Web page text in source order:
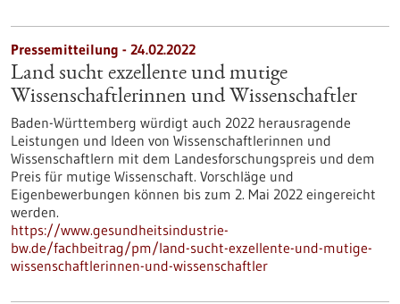
Pressemitteilung - 24.02.2022
Land sucht exzellente und mutige
Wissenschaftlerinnen und Wissenschaftler
Baden-Württemberg würdigt auch 2022 herausragende
Leistungen und Ideen von Wissenschaftlerinnen und
Wissenschaftlern mit dem Landesforschungspreis und dem
Preis für mutige Wissenschaft. Vorschläge und
Eigenbewerbungen können bis zum 2. Mai 2022 eingereicht
werden.
https://www.gesundheitsindustrie-
bw.de/fachbeitrag/pm/land-sucht-exzellente-und-mutige-
wissenschaftlerinnen-und-wissenschaftler